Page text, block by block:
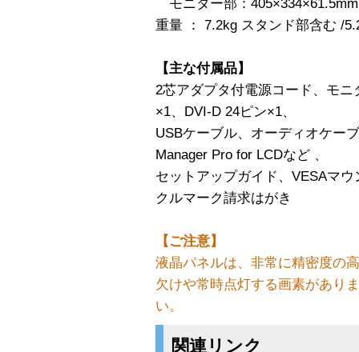
モニター部：405×334×61.5mm
重量 ： 7.2kg スタンド部含む /
【主な付属品】
2芯アダプタ付電源コード、モ
×1、DVI-D 24ピン×1、
USBケーブル、オーディオケー
Manager Pro for LCDなど 、
セットアップガイド、VESAマ
クルマーク請求はがき
【ご注意】
液晶パネルは、非常に精密度の
欠けや常時点灯する画素があり
い。
関連リンク